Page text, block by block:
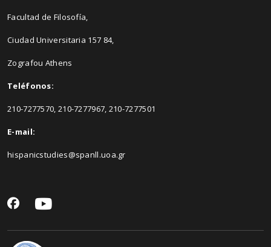
Facultad de Filosofía,
Ciudad Universitaria 157 84,
Zografou Athens
Teléfonos:
210-7277570, 210-7277967, 210-7277501
E-mail:
hispanicstudies@spanll.uoa.gr